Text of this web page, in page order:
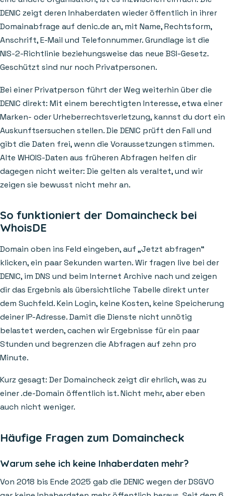
DENIC zeigt deren Inhaberdaten wieder öffentlich in ihrer
Domainabfrage auf denic.de an, mit Name, Rechtsform,
Anschrift, E-Mail und Telefonnummer. Grundlage ist die
NIS-2-Richtlinie beziehungsweise das neue BSI-Gesetz.
Geschützt sind nur noch Privatpersonen.
Bei einer Privatperson führt der Weg weiterhin über die
DENIC direkt: Mit einem berechtigten Interesse, etwa einer
Marken- oder Urheberrechtsverletzung, kannst du dort ein
Auskunftsersuchen stellen. Die DENIC prüft den Fall und
gibt die Daten frei, wenn die Voraussetzungen stimmen.
Alte WHOIS-Daten aus früheren Abfragen helfen dir
dagegen nicht weiter: Die gelten als veraltet, und wir
zeigen sie bewusst nicht mehr an.
So funktioniert der Domaincheck bei
WhoisDE
Domain oben ins Feld eingeben, auf „Jetzt abfragen“
klicken, ein paar Sekunden warten. Wir fragen live bei der
DENIC, im DNS und beim Internet Archive nach und zeigen
dir das Ergebnis als übersichtliche Tabelle direkt unter
dem Suchfeld. Kein Login, keine Kosten, keine Speicherung
deiner IP-Adresse. Damit die Dienste nicht unnötig
belastet werden, cachen wir Ergebnisse für ein paar
Stunden und begrenzen die Abfragen auf zehn pro
Minute.
Kurz gesagt: Der Domaincheck zeigt dir ehrlich, was zu
einer .de-Domain öffentlich ist. Nicht mehr, aber eben
auch nicht weniger.
Häufige Fragen zum Domaincheck
Warum sehe ich keine Inhaberdaten mehr?
Von 2018 bis Ende 2025 gab die DENIC wegen der DSGVO